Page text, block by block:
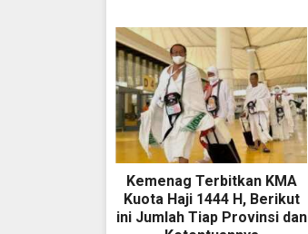
Kemenag Terbitkan KMA
Kuota Haji 1444 H, Berikut
ini Jumlah Tiap Provinsi dan